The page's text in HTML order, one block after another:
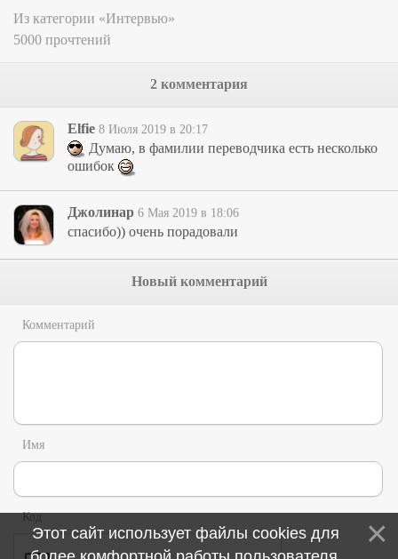
Из категории «Интервью»
5000 прочтений
2 комментария
Elfie 8 Июля 2019 в 20:17
Думаю, в фамилии переводчика есть несколько
ошибок
Джолинар 6 Мая 2019 в 18:06
спасибо)) очень порадовали
Новый комментарий
Комментарий
Имя
Код
Этот сайт использует файлы cookies для